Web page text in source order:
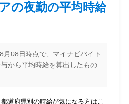
の夜勤の平均時給
月08日時点で、マイナビバイト
から平均時給を算出したもの
道府県別の時給が気になる方はこ